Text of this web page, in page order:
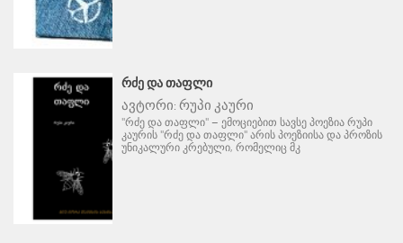
ᲠᲫᲔ ᲓᲐ ᲗᲐᲤᲚᲘ
ავტორი: რუპი კაური
"რძე და თაფლი" – ემოციებით სავსე პოეზია რუპი
კაურის "რძე და თაფლი" არის პოეზიისა და პროზის
უნიკალური კრებული, რომელიც მკ